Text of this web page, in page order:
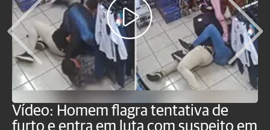
Vídeo: Homem flagra tentativa de
furto e entra em luta com suspeito em